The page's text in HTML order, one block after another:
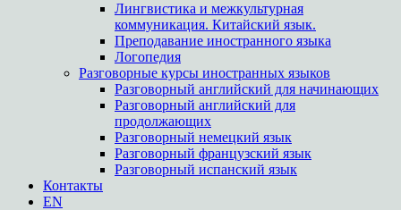
Лингвистика и межкультурная
коммуникация. Китайский язык.
Преподавание иностранного языка
Логопедия
Разговорные курсы иностранных языков
Разговорный английский для начинающих
Разговорный английский для
продолжающих
Разговорный немецкий язык
Разговорный французский язык
Разговорный испанский язык
Контакты
EN